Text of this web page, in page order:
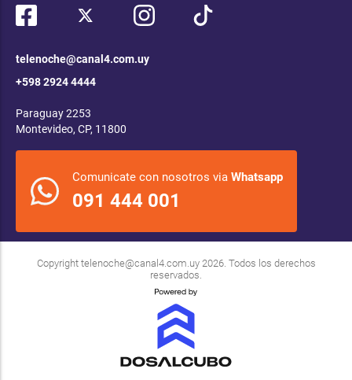
telenoche@canal4.com.uy
+598 2924 4444
Paraguay 2253
Montevideo, CP, 11800
Comunicate con nosotros via Whatsapp
091 444 001
Copyright telenoche@canal4.com.uy2026. Todos los derechos
reservados.